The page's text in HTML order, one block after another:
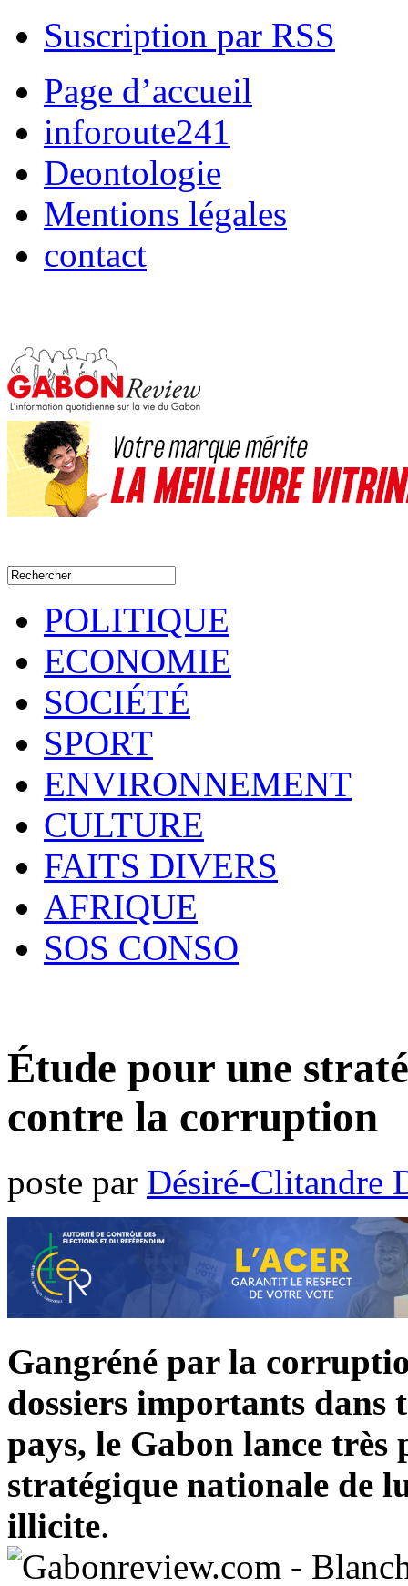
Suscription par RSS
Page d’accueil
inforoute241
Deontologie
Mentions légales
contact
POLITIQUE
ECONOMIE
SOCIÉTÉ
SPORT
ENVIRONNEMENT
CULTURE
FAITS DIVERS
AFRIQUE
SOS CONSO
Étude pour une
contre la corruption
poste par Désiré-Clitandre
Gangréné par la
dossiers importants dans
pays, le Gabon lance très
stratégique nationale de
illicite.